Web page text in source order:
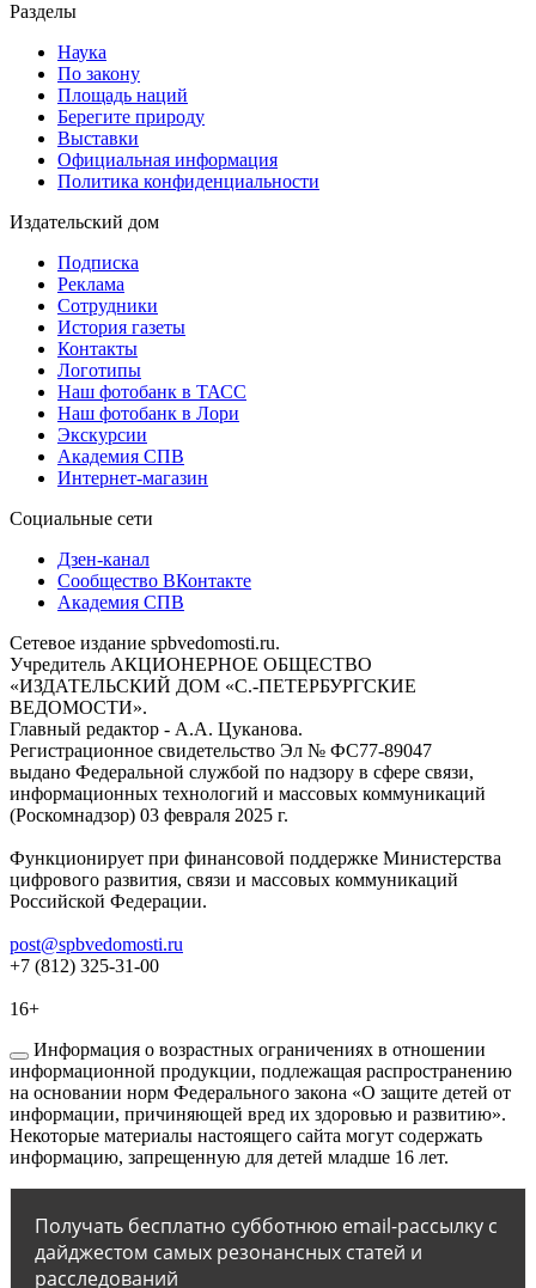
Разделы
Наука
По закону
Площадь наций
Берегите природу
Выставки
Официальная информация
Политика конфиденциальности
Издательский дом
Подписка
Реклама
Сотрудники
История газеты
Контакты
Логотипы
Наш фотобанк в ТАСС
Наш фотобанк в Лори
Экскурсии
Академия СПВ
Интернет-магазин
Социальные сети
Дзен-канал
Сообщество ВКонтакте
Академия СПВ
Сетевое издание spbvedomosti.ru.
Учредитель АКЦИОНЕРНОЕ ОБЩЕСТВО
«ИЗДАТЕЛЬСКИЙ ДОМ «С.-ПЕТЕРБУРГСКИЕ
ВЕДОМОСТИ».
Главный редактор - А.А. Цуканова.
Регистрационное свидетельство Эл № ФС77-89047
выдано Федеральной службой по надзору в сфере связи,
информационных технологий и массовых коммуникаций
(Роскомнадзор) 03 февраля 2025 г.
Функционирует при финансовой поддержке Министерства
цифрового развития, связи и массовых коммуникаций
Российской Федерации.
post@spbvedomosti.ru
+7 (812) 325-31-00
16+
Информация о возрастных ограничениях в отношении
информационной продукции, подлежащая распространению
на основании норм Федерального закона «О защите детей от
информации, причиняющей вред их здоровью и развитию».
Некоторые материалы настоящего сайта могут содержать
информацию, запрещенную для детей младше 16 лет.
Получать бесплатно субботнюю email-рассылку с
дайджестом самых резонансных статей и
расследований